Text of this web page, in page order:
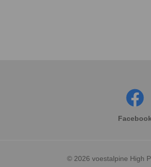
© 2026 voestalpine High